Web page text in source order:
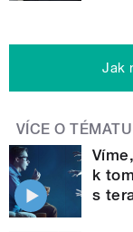
Jak
VÍCE O TÉMATU
k
s